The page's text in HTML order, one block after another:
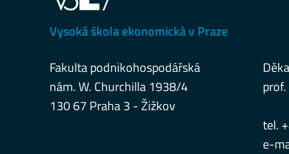
Vysoká škola ekonomická v Praze
Fakulta podnikohospodářská
nám. W. Churchilla 1938/4
130 67 Praha 3 - Žižkov
tel.
e-